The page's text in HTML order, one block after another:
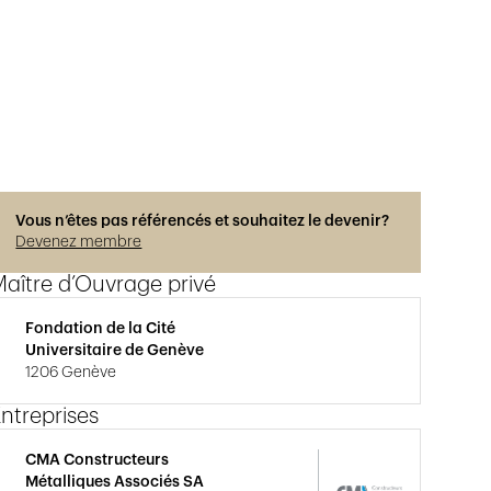
Vous n’êtes pas référencés et souhaitez le devenir?
Devenez membre
d’Ouvrage privé
Fondation de la Cité
Universitaire de Genève
1206 Genève
CMA Constructeurs
Métalliques Associés SA